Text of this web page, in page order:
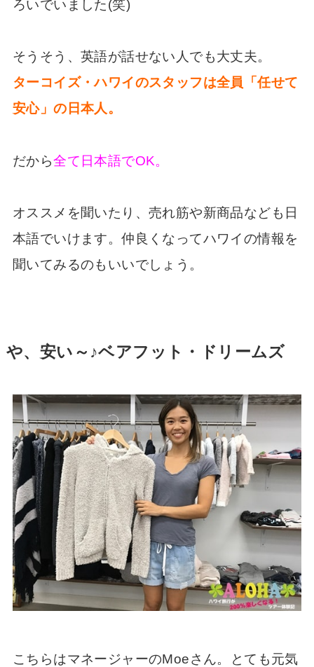
ろいでいました(笑)
そうそう、英語が話せない人でも大丈夫。
ターコイズ・ハワイのスタッフは全員「任せて
安心」の日本人。
だから全て日本語でOK。
オススメを聞いたり、売れ筋や新商品なども日
本語でいけます。仲良くなってハワイの情報を
聞いてみるのもいいでしょう。
や、安い～♪ベアフット・ドリームズ
こちらはマネージャーのMoeさん。とても元気